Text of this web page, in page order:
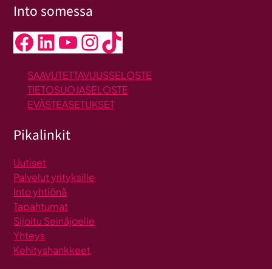
Into somessa
Facebook LinkedIn YouTube InstagramTikTok
SAAVUTETTAVUUSSELOSTE
TIETOSUOJASELOSTE
EVÄSTEASETUKSET
Pikalinkit
Uutiset
Palvelut yrityksille
Into yhtiönä
Tapahtumat
Sijoitu Seinäjoelle
Yhteys
Kehityshankkeet